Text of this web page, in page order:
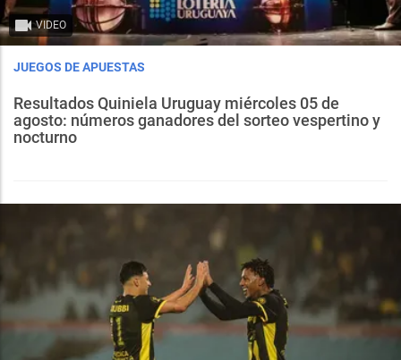
VIDEO
JUEGOS DE APUESTAS
Resultados Quiniela Uruguay miércoles 05 de
agosto: números ganadores del sorteo vespertino y
nocturno